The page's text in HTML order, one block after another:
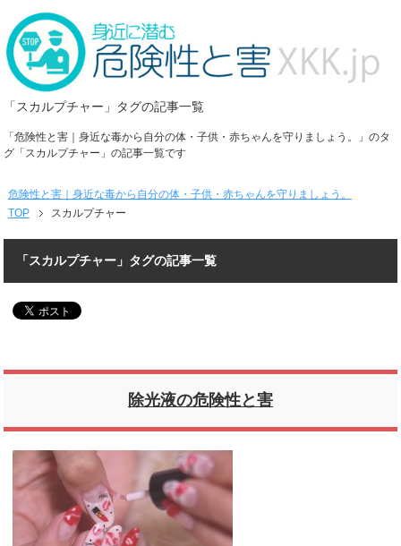
「スカルプチャー」タグの記事一覧
「危険性と害｜身近な毒から自分の体・子供・赤ちゃんを守りましょう。」のタ
グ「スカルプチャー」の記事一覧です
危険性と害｜身近な毒から自分の体・子供・赤ちゃんを守りましょう。
TOP
スカルプチャー
「スカルプチャー」タグの記事一覧
除光液の危険性と害